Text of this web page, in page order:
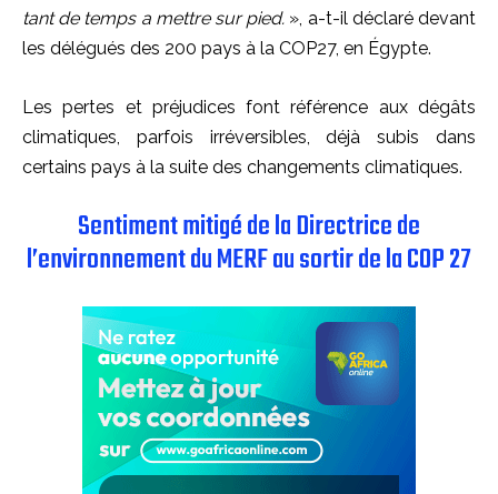
tant de temps a mettre sur pied. », a-t-il déclaré devant
les délégués des 200 pays à la COP27, en Égypte.
Les pertes et préjudices font référence aux dégâts
climatiques, parfois irréversibles, déjà subis dans
certains pays à la suite des changements climatiques.
Sentiment mitigé de la Directrice de
l’environnement du MERF au sortir de la COP 27